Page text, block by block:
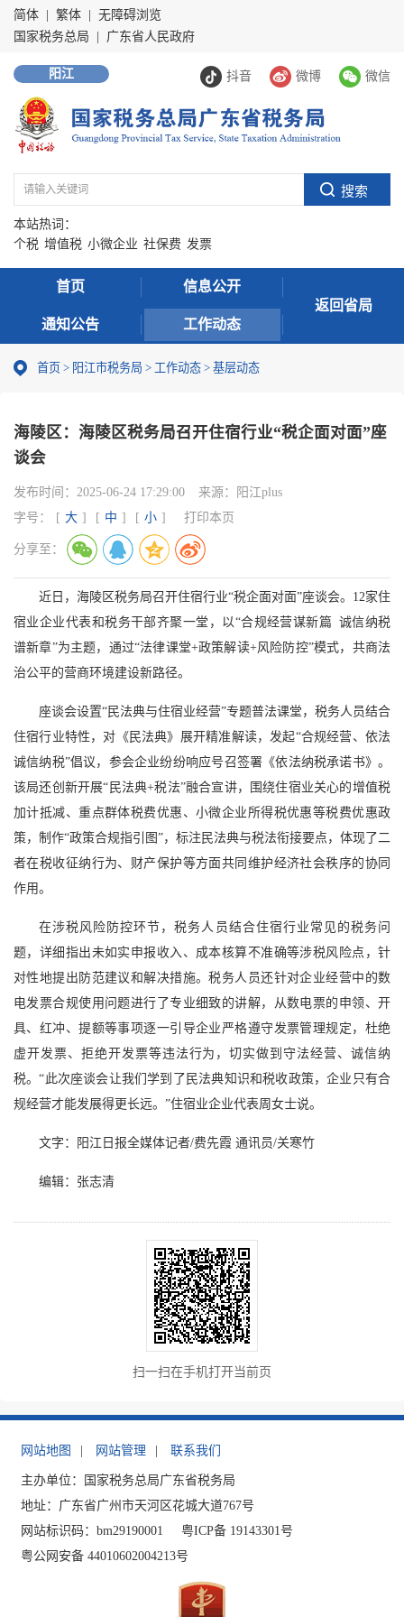
简体 繁体
无障碍浏览
国家税务总局
广东省人民政府
抖音 微博 微信
阳江
本站热词：
个税 增值税 小微企业 社保费 发票
首页 信息公开
通知公告 工作动态
返回省局
首页 > 阳江市税务局 > 工作动态 > 基层动态
海陵区：海陵区税务局召开住宿行业“税企面对面”座
谈会
发布时间： 2025-06-24 17:29:00 来源：
阳江plus
字号：
[ 大 ] [ 中 ] [ 小 ] 打印本页
分享至：
近日，海陵区税务局召开住宿行业“税企面对面”座谈会。12家住
宿业企业代表和税务干部齐聚一堂，以“合规经营谋新篇 诚信纳税
谱新章”为主题，通过“法律课堂+政策解读+风险防控”模式，共商法
治公平的营商环境建设新路径。
座谈会设置“民法典与住宿业经营”专题普法课堂，税务人员结合
住宿行业特性，对《民法典》展开精准解读，发起“合规经营、依法
诚信纳税”倡议，参会企业纷纷响应号召签署《依法纳税承诺书》。
该局还创新开展“民法典+税法”融合宣讲，围绕住宿业关心的增值税
加计抵减、重点群体税费优惠、小微企业所得税优惠等税费优惠政
策，制作“政策合规指引图”，标注民法典与税法衔接要点，体现了二
者在税收征纳行为、财产保护等方面共同维护经济社会秩序的协同
作用。
在涉税风险防控环节，税务人员结合住宿行业常见的税务问
题，详细指出未如实申报收入、成本核算不准确等涉税风险点，针
对性地提出防范建议和解决措施。税务人员还针对企业经营中的数
电发票合规使用问题进行了专业细致的讲解，从数电票的申领、开
具、红冲、提额等事项逐一引导企业严格遵守发票管理规定，杜绝
虚开发票、拒绝开发票等违法行为，切实做到守法经营、诚信纳
税。“此次座谈会让我们学到了民法典知识和税收政策，企业只有合
规经营才能发展得更长远。”住宿业企业代表周女士说。
文字：阳江日报全媒体记者/费先霞 通讯员/关寒竹
编辑：张志清
扫一扫在手机打开当前页
网站地图 网站管理 联系我们
主办单位：国家税务总局广东省税务局
地址：广东省广州市天河区花城大道767号
网站标识码：bm29190001
粤ICP备 19143301号
粤公网安备 44010602004213号